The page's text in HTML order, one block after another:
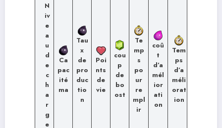
N
iv
e
a
u
d
e
c
h
a
r
g
e
Ca
pac
ité
ma
Tau
x
de
pro
duc
tio
n
Poi
nts
de
vie
cou
p
de
bo
ost
Te
mp
s
po
ur
re
mpl
ir
coû
t
d’a
mél
ior
ati
on
Tem
ps
d’a
méli
orat
ion